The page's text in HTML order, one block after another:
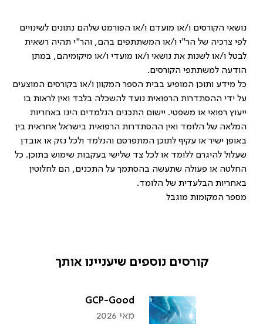
נושאי הקורסים ו/או מועדם ו/או הפורמט שלהם נתונים לשינויים
לפי צרכיה של הר"י ו/או המשתתפים בהם, והר"י תהיה רשאית
לבטל ו/או לשנות את נושאי ו/או מועדי ו/או מיקומיהם, במתן
הודעה למשתתפי הקורסים.
כל מידע ותוכן המופיע בבית הספר המקוון ו/או בקורסים המוצעים
על ידי ההסתדרות הרפואית נועד להשכלה בלבד ואין לראות בו
ייעוץ רפואי או משפטי. יישום התכנים הנלמדים הינו באחריות
המלאה של הלומד ואין ההסתדרות הרפואית בישראל אחראית בין
באופן ישיר או עקיף לתוכן המתפרסם והנלמד ולכל נזק או אובדן
שעלול להיגרם ללומד או לכל צד שלישי בעקבות שימוש בתוכן. כל
החלטה או פעולה שתעשה בהסתמך על התכנים, הם לחלוטין
באחריות הבלעדית של הלומד.
מספר המקומות מוגבל
קורסים נוספים שיעניינו אותך
GCP-Good
Clinical
מאי 2026